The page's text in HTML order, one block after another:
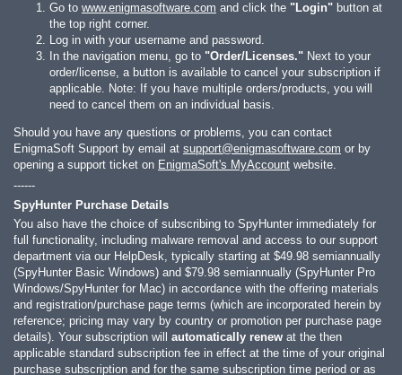
Go to www.enigmasoftware.com and click the "Login" button at
the top right corner.
Log in with your username and password.
In the navigation menu, go to "Order/Licenses." Next to your
order/license, a button is available to cancel your subscription if
applicable. Note: If you have multiple orders/products, you will
need to cancel them on an individual basis.
Should you have any questions or problems, you can contact
EnigmaSoft Support by email at support@enigmasoftware.com or by
opening a support ticket on EnigmaSoft's MyAccount website.
------
SpyHunter Purchase Details
You also have the choice of subscribing to SpyHunter immediately for
full functionality, including malware removal and access to our support
department via our HelpDesk, typically starting at $49.98 semiannually
(SpyHunter Basic Windows) and $79.98 semiannually (SpyHunter Pro
Windows/SpyHunter for Mac) in accordance with the offering materials
and registration/purchase page terms (which are incorporated herein by
reference; pricing may vary by country or promotion per purchase page
details). Your subscription will automatically renew at the then
applicable standard subscription fee in effect at the time of your original
purchase subscription and for the same subscription time period or as